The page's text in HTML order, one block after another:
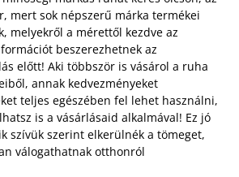
mert sok népszerű márka termékei
melyekről a mérettől kezdve az
beszerezhetnek az
előtt! Aki többször is vásárol a ruha
annak kedvezményeket
teljes egészében fel lehet használni,
is a vásárlásaid alkalmával! Ez jó
szívük szerint elkerülnék a tömeget,
válogathatnak otthonról